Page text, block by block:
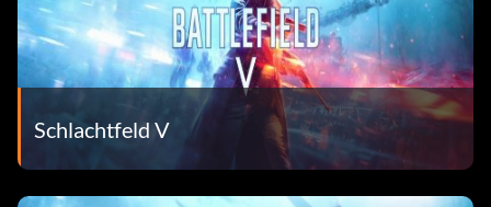
Schlachtfeld V